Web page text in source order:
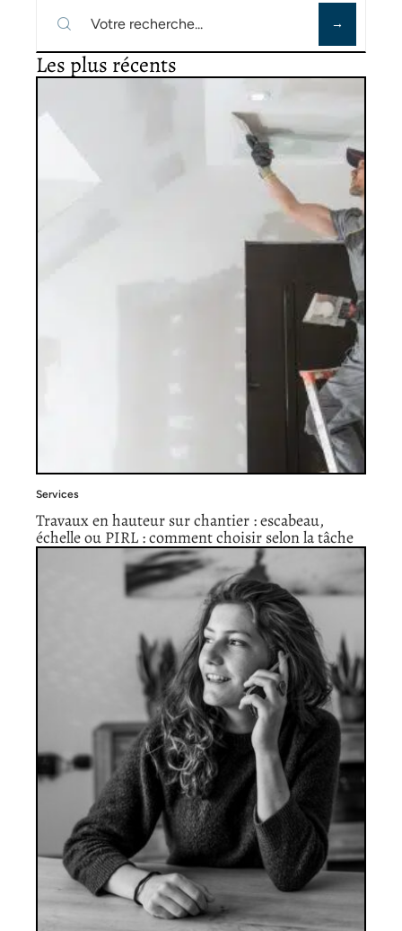
Les plus récents
Services
Travaux en hauteur sur chantier : escabeau,
échelle ou PIRL : comment choisir selon la tâche